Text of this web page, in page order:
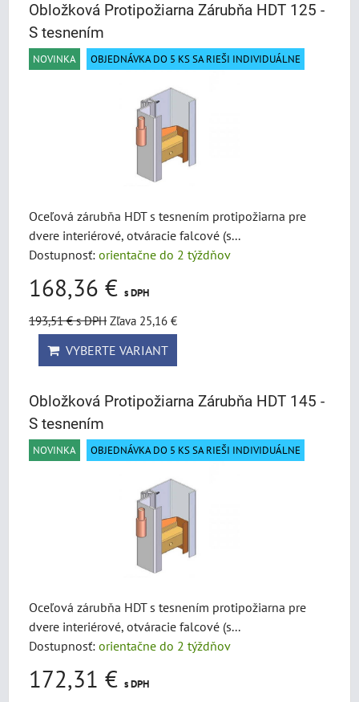
Obložková Protipožiarna Zárubňa HDT 125 -
S tesnením
NOVINKA OBJEDNÁVKA DO 5 KS SA RIEŠI INDIVIDUÁLNE
Oceľová zárubňa HDT s tesnením protipožiarna pre
dvere interiérové, otváracie falcové (s...
Dostupnosť: orientačne do 2 týždňov
168,36 € s DPH
193,51 €s DPH Zľava 25,16 €
VYBERTE VARIANT
Obložková Protipožiarna Zárubňa HDT 145 -
S tesnením
NOVINKA OBJEDNÁVKA DO 5 KS SA RIEŠI INDIVIDUÁLNE
Oceľová zárubňa HDT s tesnením protipožiarna pre
dvere interiérové, otváracie falcové (s...
Dostupnosť: orientačne do 2 týždňov
172,31 € s DPH